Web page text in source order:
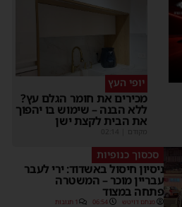
יופי העץ
מכירים את חומר הגלם עץ?
ללא הבנה – שימוש בו יהפוך
את הבית לקצת ישן
מקודם
סכסוך כנופיות
ניסיון חיסול באשדוד: ירי לעבר
עבריין מוכר – המשטרה
פתחה במצוד
מנחם דויטש 06:54 1 תגובות